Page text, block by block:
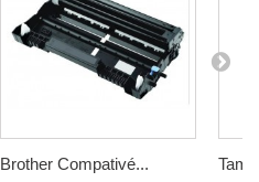
Brother Compativé...